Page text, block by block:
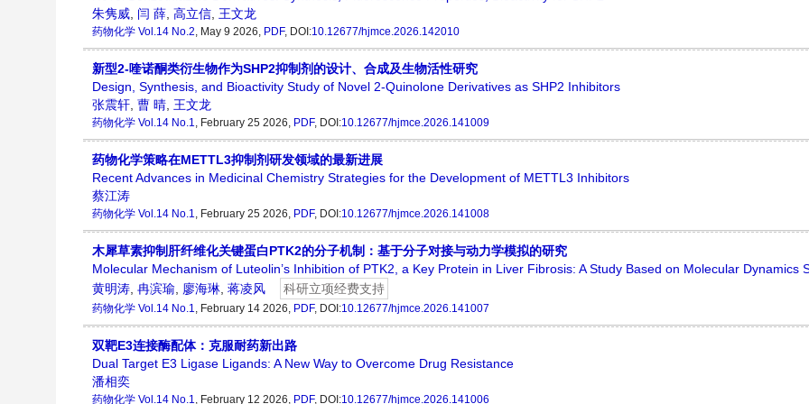
朱隽威, 闫 薛, 高立信, 王文龙
药物化学 Vol.14 No.2, May 9 2026, PDF, DOI:10.12677/hjmce.2026.142010
新型2-喹诺酮类衍生物作为SHP2抑制剂的设计、合成及生物活性研究
Design, Synthesis, and Bioactivity Study of Novel 2-Quinolone Derivatives as SHP2 Inhibitors
张震轩, 曹 晴, 王文龙
药物化学 Vol.14 No.1, February 25 2026, PDF, DOI:10.12677/hjmce.2026.141009
药物化学策略在METTL3抑制剂研发领域的最新进展
Recent Advances in Medicinal Chemistry Strategies for the Development of METTL3 Inhibitors
蔡江涛
药物化学 Vol.14 No.1, February 25 2026, PDF, DOI:10.12677/hjmce.2026.141008
木犀草素抑制肝纤维化关键蛋白PTK2的分子机制：基于分子对接与动力学模拟的研究
Molecular Mechanism of Luteolin’s Inhibition of PTK2, a Key Protein in Liver Fibrosis: A Study Based on Molecular Dynamics
黄明涛, 冉滨瑜, 廖海琳, 蒋凌风 科研立项经费支持
药物化学 Vol.14 No.1, February 14 2026, PDF, DOI:10.12677/hjmce.2026.141007
双靶E3连接酶配体：克服耐药新出路
Dual Target E3 Ligase Ligands: A New Way to Overcome Drug Resistance
潘相奕
药物化学 Vol.14 No.1, February 12 2026, PDF, DOI:10.12677/hjmce.2026.141006